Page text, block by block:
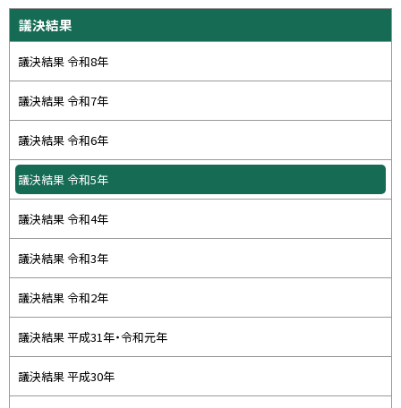
プ
に
戻
サ
イ
ド
メ
ニ
ュ
ー
議決結果
議決結果 令和8年
議決結果 令和7年
議決結果 令和6年
議決結果 令和5年
議決結果 令和4年
議決結果 令和3年
議決結果 令和2年
議決結果 平成31年・令和元年
議決結果 平成30年